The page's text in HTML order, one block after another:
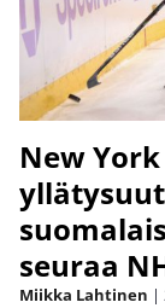
New
seuraa
Miikka Lahtinen |